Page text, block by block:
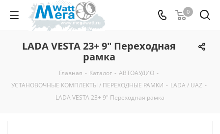
0
LADA VESTA 23+ 9" Переходная
рамка
Главная - Каталог - АВТОАУДИО -
УСТАНОВОЧНЫЕ КОМПЛЕКТЫ / ПЕРЕХОДНЫЕ РАМКИ - LADA / UAZ -
LADA VESTA 23+ 9" Переходная рамка